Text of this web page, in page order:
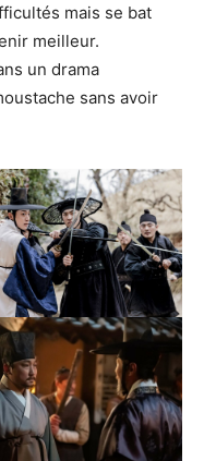
mais se bat
meilleur.
un drama
sans avoir